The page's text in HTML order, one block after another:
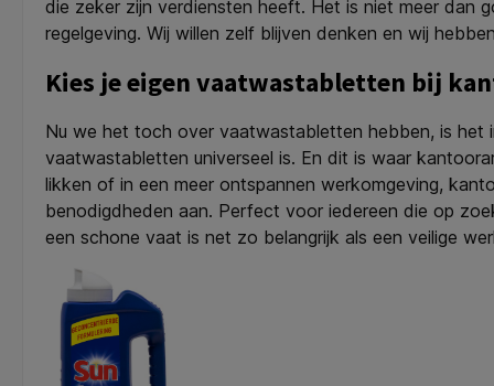
die zeker zijn verdiensten heeft. Het is niet meer dan
regelgeving. Wij willen zelf blijven denken en wij
Kies je eigen vaatwastabletten bij
Nu we het toch over vaatwastabletten hebben, is het
vaatwastabletten universeel is. En dit is waar
likken of in een meer ontspannen werkomgeving,
benodigdheden aan. Perfect voor iedereen die op
een schone vaat is net zo belangrijk als een veilige